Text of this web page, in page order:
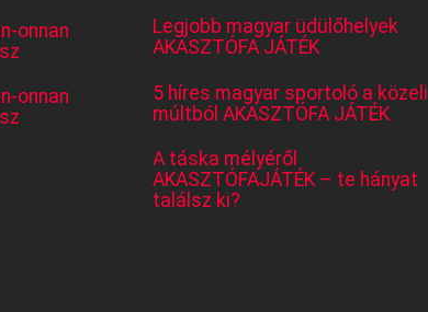
onnan
onnan
Legjobb magyar üdülőhelyek
AKASZTÓFA JÁTÉK
5 híres magyar sportoló a közeli
múltból AKASZTÓFA JÁTÉK
A táska mélyéről
AKASZTÓFAJÁTÉK – te hányat
találsz ki?